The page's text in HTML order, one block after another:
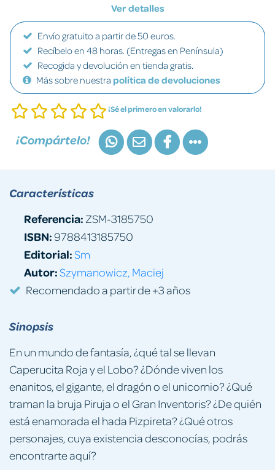
Ver detalles
Envío gratuito a partir de 50 euros.
Recíbelo en 48 horas. (Entregas en Península)
Recogida y devolución en tienda gratis.
Más sobre nuestra política de devoluciones
¡Sé el primero en valorarlo!
¡Compártelo!
Sinopsis
En un mundo de fantasía, ¿qué tal se llevan
Caperucita Roja y el Lobo? ¿Dónde viven los
enanitos, el gigante, el dragón o el unicornio? ¿Qué
traman la bruja Piruja o el Gran Inventoris? ¿De quién
está enamorada el hada Pizpireta? ¿Qué otros
personajes, cuya existencia desconocías, podrás
encontrarte aquí?
Características
Referencia: ZSM-3185750
ISBN:9788413185750
Editorial:Sm
Autor:Szymanowicz, Maciej
Recomendado a partir de +3 años